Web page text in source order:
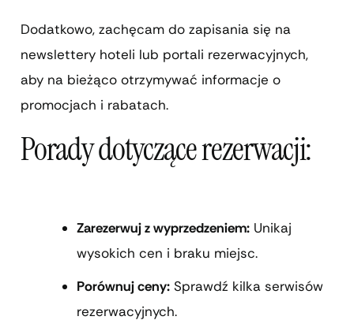
Dodatkowo, zachęcam do zapisania się na
newslettery hoteli lub portali rezerwacyjnych,
aby na bieżąco otrzymywać informacje o
promocjach i rabatach.
Porady dotyczące rezerwacji:
Zarezerwuj z wyprzedzeniem: Unikaj
wysokich cen i braku miejsc.
Porównuj ceny: Sprawdź kilka serwisów
rezerwacyjnych.